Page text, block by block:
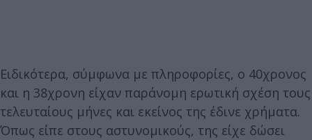
Ειδικότερα, σύμφωνα με πληροφορίες, ο 40χρονος
και η 38χρονη είχαν παράνομη ερωτική σχέση τους
τελευταίους μήνες και εκείνος της έδινε χρήματα.
Όπως είπε στους αστυνομικούς, της είχε δώσει